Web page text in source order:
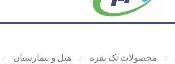
⁄ محصولات تک نفره ⁄ هتل و بیمارستان ⁄